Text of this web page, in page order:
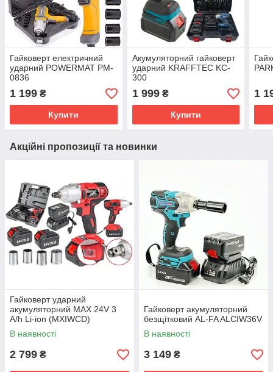
Гайковерт електричний
ударний POWERMAT PM-
0836
1 199 ₴
Купити
Акумуляторний гайковерт
ударний KRAFFTEC KC-
300
1 999₴
Купити
1
Акційні пропозиції та новинки
Гайковерт ударний
акумуляторний MAX 24V 3
A/h Li-ion (MXIWCD)
В наявності
2 799 ₴
Гайковерт акумуляторний
безщітковий AL-FA ALCIW36V
В наявності
3 149 ₴